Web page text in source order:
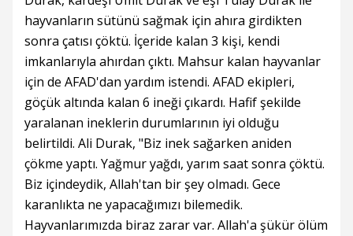
hayvanların sütünü sağmak için ahıra girdikten
sonra çatısı çöktü. İçeride kalan 3 kişi, kendi
imkanlarıyla ahırdan çıktı. Mahsur kalan hayvanlar
için de AFAD'dan yardım istendi. AFAD ekipleri,
göçük altında kalan 6 ineği çıkardı. Hafif şekilde
yaralanan ineklerin durumlarının iyi olduğu
belirtildi. Ali Durak, "Biz inek sağarken aniden
çökme yaptı. Yağmur yağdı, yarım saat sonra çöktü.
Biz içindeydik, Allah'tan bir şey olmadı. Gece
karanlıkta ne yapacağımızı bilemedik.
Hayvanlarımızda biraz zarar var. Allah'a şükür ölüm